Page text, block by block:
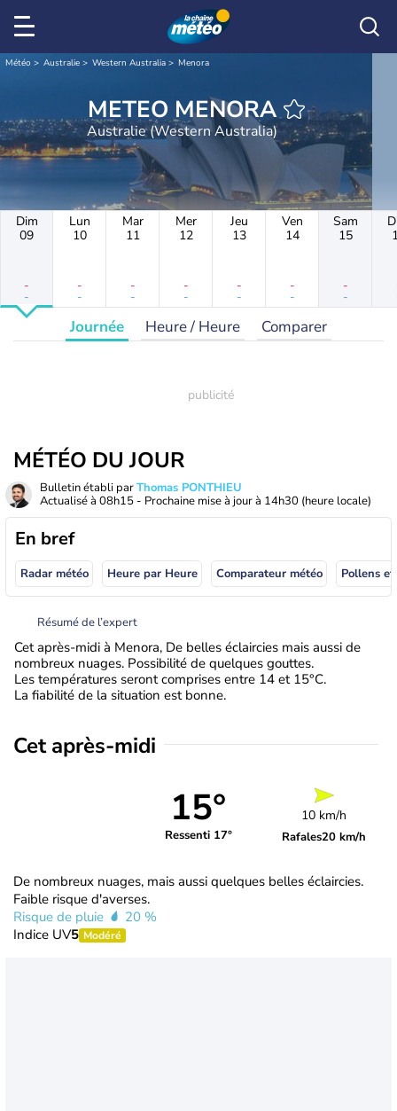
Météo Australie Western Australia Menora
METEO MENORA
Australie (Western Australia)
Dim
09
-
-
Lun
10
-
-
Mar
11
-
-
Mer
12
-
-
Jeu
13
-
-
Ven
14
-
-
Sam
15
-
-
Journée Heure / Heure Comparer
MÉTÉO DU JOUR
Bulletin établi parThomas PONTHIEU
Actualisé à 08h15 - Prochaine mise à jour à 14h30 (heure locale)
En bref
Radar météo Heure par Heure Comparateur météo Pollens
Résumé de l’expert
Cet après-midi à Menora, De belles éclaircies mais aussi de
nombreux nuages. Possibilité de quelques gouttes.
Les températures seront comprises entre 14 et 15°C.
La fiabilité de la situation est bonne.
Cet après-midi
15°
Ressenti 17°
10 km/h
Rafales20 km/h
De nombreux nuages, mais aussi quelques belles éclaircies.
Faible risque d'averses.
Risque de pluie
20 %
Indice UV5 Modéré